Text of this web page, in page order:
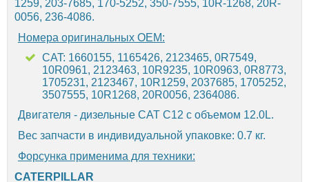
1259, 203-7685, 170-5252, 350-7555, 10R-1268, 20R-
0056, 236-4086.
Номера оригинальных OEM:
CAT: 1660155, 1165426, 2123465, 0R7549,
10R0961, 2123463, 10R9235, 10R0963, 0R8773,
1705231, 2123467, 10R1259, 2037685, 1705252,
3507555, 10R1268, 20R0056, 2364086.
Двигателя - дизельные CAT C12 с объемом 12.0L.
Вес запчасти в индивидуальной упаковке: 0.7 кг.
Форсунка применима для техники:
CATERPILLAR